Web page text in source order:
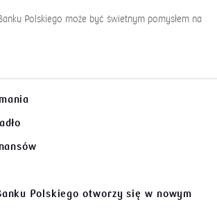
Polskiego może być świetnym pomysłem na
Polskiego otworzy się w nowym